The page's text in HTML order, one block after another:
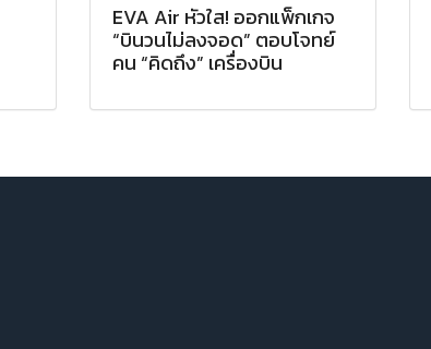
EVA Air หัวใส! ออกแพ็กเกจ
“บินวนไม่ลงจอด” ตอบโจทย์
คน “คิดถึง” เครื่องบิน